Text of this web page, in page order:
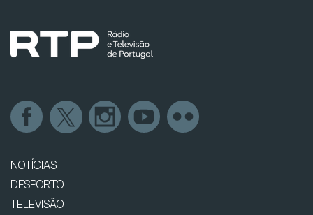
NOTÍCIAS
DESPORTO
TELEVISÃO